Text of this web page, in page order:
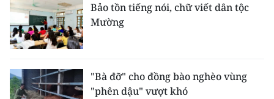
Bảo tồn tiếng nói, chữ viết dân tộc
Mường
"Bà đỡ" cho đồng bào nghèo vùng
"phên dậu" vượt khó